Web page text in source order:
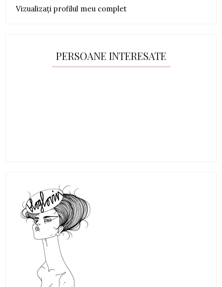
Vizualizați profilul meu complet
PERSOANE INTERESATE